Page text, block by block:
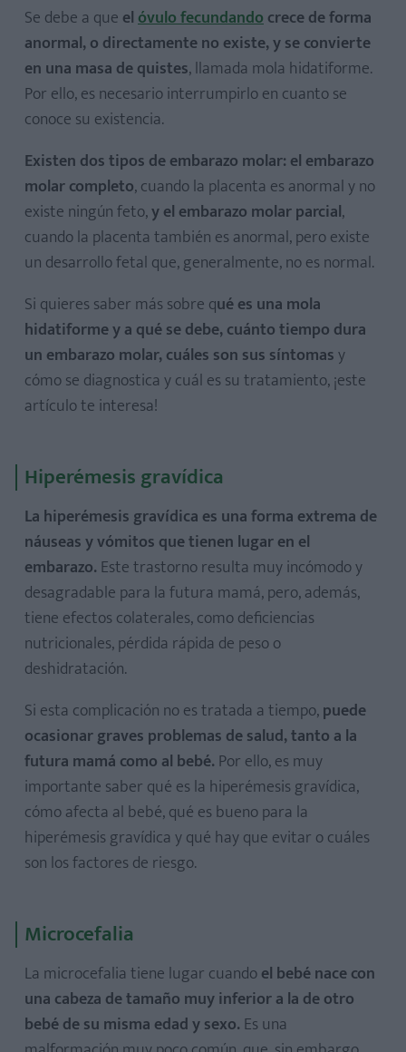
Se debe a que elóvulo fecundandocrece de forma
anormal, o directamente no existe, y se convierte
en una masa de quistes, llamada mola hidatiforme.
Por ello, es necesario interrumpirlo en cuanto se
conoce su existencia.
Existen dos tipos de embarazo molar: el embarazo
molar completo, cuando la placenta es anormal y no
existe ningún feto,y el embarazo molar parcial,
cuando la placenta también es anormal, pero existe
un desarrollo fetal que, generalmente, no es normal.
Si quieres saber más sobre qué es una mola
hidatiforme y a qué se debe, cuánto tiempo dura
un embarazo molar, cuáles son sus síntomasy
cómo se diagnostica y cuál es su tratamiento, ¡este
artículo te interesa!
Hiperémesis gravídica
La hiperémesis gravídica es una forma extrema de
náuseas y vómitos que tienen lugar en el
embarazo. Este trastorno resulta muy incómodo y
desagradable para la futura mamá, pero, además,
tiene efectos colaterales, como deficiencias
nutricionales, pérdida rápida de peso o
deshidratación.
Si esta complicación no es tratada a tiempo,puede
ocasionar graves problemas de salud, tanto a la
futura mamá como al bebé. Por ello, es muy
importante saber qué es la hiperémesis gravídica,
cómo afecta al bebé, qué es bueno para la
hiperémesis gravídica y qué hay que evitar o cuáles
son los factores de riesgo.
Microcefalia
La microcefalia tiene lugar cuandoel bebé nace con
una cabeza de tamaño muy inferior a la de otro
bebé de su misma edad y sexo. Es una